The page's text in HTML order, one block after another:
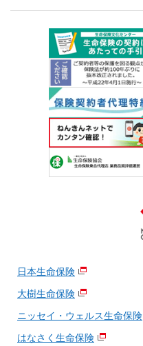
日本生命保険
大樹生命保険
ニッセイ・ウェルス生命保険
はなさく生命保険